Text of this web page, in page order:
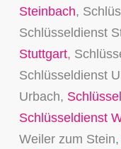
Steinbach,
Schlüsseldienst
Stuttgart,
Schlüsseldienst
Urbach,
Schlüsseldienst
Weiler zum Stein,